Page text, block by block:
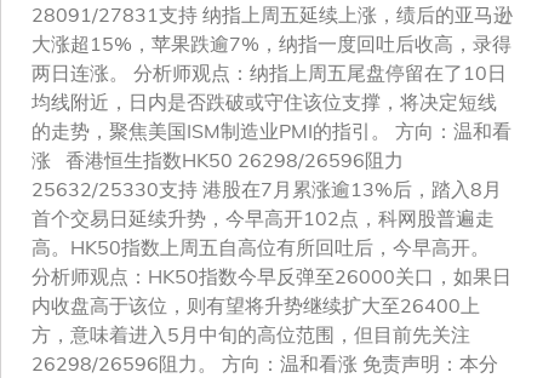
28091/27831支持 纳指上周五延续上涨，绩后的亚马逊
大涨超15%，苹果跌逾7%，纳指一度回吐后收高，录得
两日连涨。 分析师观点：纳指上周五尾盘停留在了10日
均线附近，日内是否跌破或守住该位支撑，将决定短线
的走势，聚焦美国ISM制造业PMI的指引。 方向：温和看
涨 香港恒生指数HK50 26298/26596阻力
25632/25330支持 港股在7月累涨逾13%后，踏入8月
首个交易日延续升势，今早高开102点，科网股普遍走
高。HK50指数上周五自高位有所回吐后，今早高开。
分析师观点：HK50指数今早反弹至26000关口，如果日
内收盘高于该位，则有望将升势继续扩大至26400上
方，意味着进入5月中旬的高位范围，但目前先关注
26298/26596阻力。 方向：温和看涨 免责声明：本分